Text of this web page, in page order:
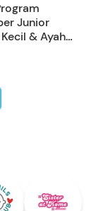
Junior
& Ayah